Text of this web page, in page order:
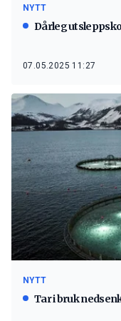
NYTT
Dårleg
07.05.2025 11:27
NYTT
Tar i bruk